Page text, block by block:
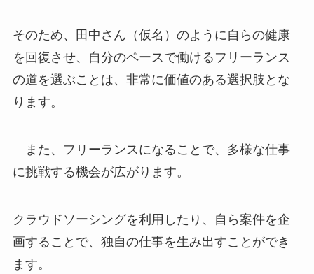
そのため、田中さん（仮名）のように自らの健康
を回復させ、自分のペースで働けるフリーランス
の道を選ぶことは、非常に価値のある選択肢とな
ります。
また、フリーランスになることで、多様な仕事
に挑戦する機会が広がります。
クラウドソーシングを利用したり、自ら案件を企
画することで、独自の仕事を生み出すことができ
ます。